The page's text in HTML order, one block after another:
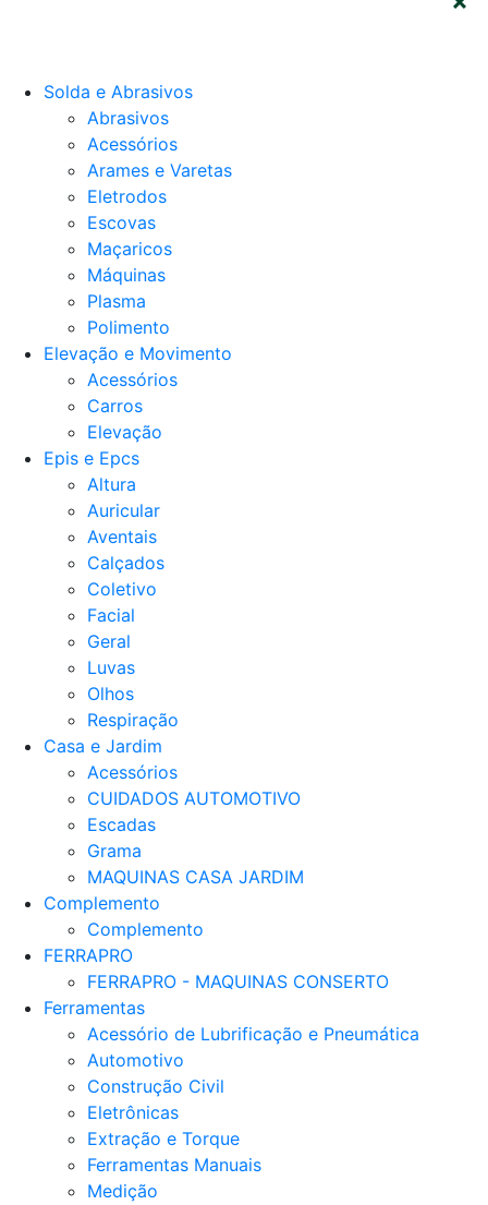
Solda e Abrasivos
Abrasivos
Acessórios
Arames e Varetas
Eletrodos
Escovas
Maçaricos
Máquinas
Plasma
Polimento
Elevação e Movimento
Acessórios
Carros
Elevação
Epis e Epcs
Altura
Auricular
Aventais
Calçados
Coletivo
Facial
Geral
Luvas
Olhos
Respiração
Casa e Jardim
Acessórios
CUIDADOS AUTOMOTIVO
Escadas
Grama
MAQUINAS CASA JARDIM
Complemento
Complemento
FERRAPRO
FERRAPRO - MAQUINAS CONSERTO
Ferramentas
Acessório de Lubrificação e Pneumática
Automotivo
Construção Civil
Eletrônicas
Extração e Torque
Ferramentas Manuais
Medição